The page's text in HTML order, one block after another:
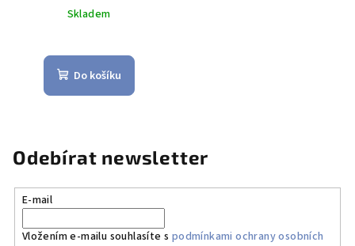
Skladem
Do košíku
Odebírat newsletter
E-mail
Vložením e-mailu souhlasíte s podmínkami ochrany osobních